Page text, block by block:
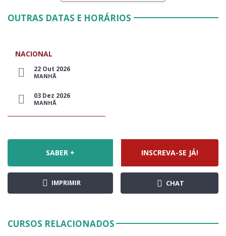
OUTRAS DATAS E HORÁRIOS
NACIONAL
22 Out 2026
MANHÃ
03 Dez 2026
MANHÃ
SABER + INSCREVA-SE JÁ!
IMPRIMIR CHAT
CURSOS RELACIONADOS